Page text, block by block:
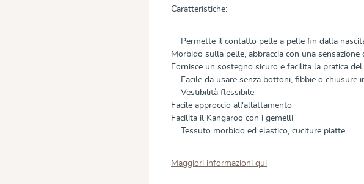
Caratteristiche:
Permette il contatto pelle a pelle fin dalla
Morbido sulla pelle, abbraccia con una sensazione
Fornisce un sostegno sicuro e facilita la pratica
Facile da usare senza bottoni, fibbie o chiusure
Vestibilità flessibile
Facile approccio all'allattamento
Facilita il Kangaroo con i gemelli
Tessuto morbido ed elastico, cuciture piatte
Maggiori informazioni qui